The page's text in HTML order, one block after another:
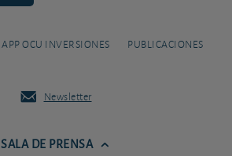
APP OCU INVERSIONES PUBLICACIONES
Newsletter
SALA DE PRENSA